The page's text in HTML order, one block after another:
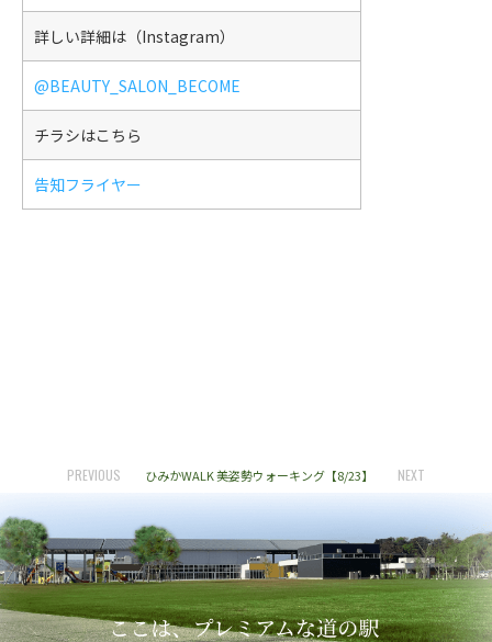
詳しい詳細は（Instagram）
@BEAUTY_SALON_BECOME
チラシはこちら
告知フライヤー
PREVIOUS ひみかWALK 美姿勢ウォーキング【8/23】 NEXT